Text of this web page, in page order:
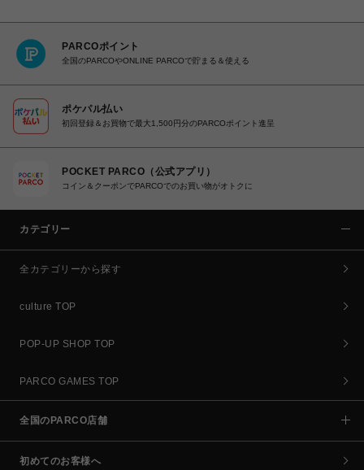
PARCOポイント
全国のPARCOやONLINE PARCOで貯まる＆使える
ポケパル払い
初回登録＆お買物で最大1,500円分のPARCOポイント進呈
POCKET PARCO（公式アプリ）
コイン＆クーポンでPARCOでのお買い物がオトクに
カテゴリー
全カテゴリーから探す
culture TOP
POP-UP SHOP TOP
PARCO GAMES TOP
全国のPARCO店舗
初めてのお客様へ